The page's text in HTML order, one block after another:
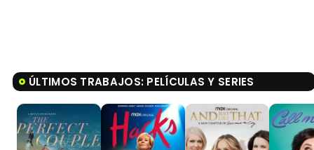
ÚLTIMOS TRABAJOS: PELÍCULAS Y SERIES